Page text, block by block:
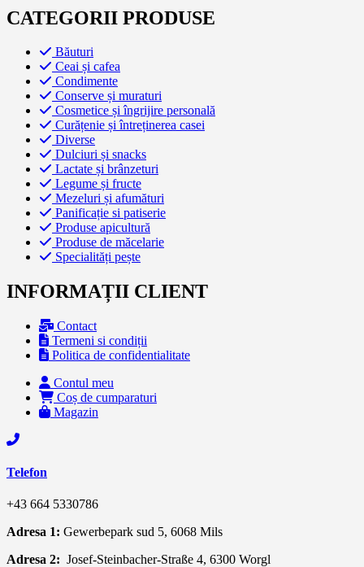
25g
CATEGORII PRODUSE
Băuturi
Ceai și cafea
Condimente
Conserve și muraturi
Cosmetice și îngrijire personală
Curățenie și întreținerea casei
Diverse
Dulciuri și snacks
Lactate și brânzeturi
Legume și fructe
Mezeluri și afumături
Panificație si patiserie
Produse apicultură
Produse de măcelarie
Specialități pește
INFORMAȚII CLIENT
Contact
Termeni si condiții
Politica de confidentialitate
Contul meu
Coș de cumparaturi
Magazin
Telefon
+43 664 5330786
Adresa 1: Gewerbepark sud 5, 6068 Mils
Adresa 2: Josef-Steinbacher-Straße 4, 6300 Worgl